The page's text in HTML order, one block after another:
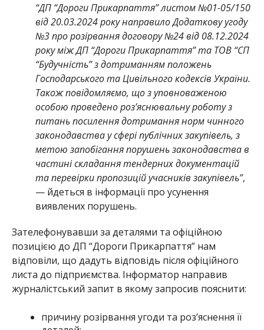
“ДП “Дороги Прикарпаття” листом №01-05/150
від 20.03.2024 року направило Додаткову угоду
№3 про розірвання договору №24 від 08.12.2024
року між ДП “Дороги Прикарпаття” та ТОВ “СП
“Будучність” з дотриманням положень
Господарського та Цивільного кодексів України.
Також повідомляємо, що з уповноваженою
особою проведено роз’яснювальну роботу з
питань посилення дотримання норм чинного
законодавства у сфері публічних закупівель, з
метою запобігання порушень законодавства в
частині складання тендерних документацій
та перевірки пропозицій учасників закупівель”,
— йдеться в інформації про усунення
виявлених порушень.
Зателефонувавши за деталями та офіційною
позицією до ДП “Дороги Прикарпаття” нам
відповіли, що дадуть відповідь після офіційного
листа до підприємства. Інформатор направив
журналістський запит в якому запросив пояснити:
причину розірвання угоди та роз’яснення її